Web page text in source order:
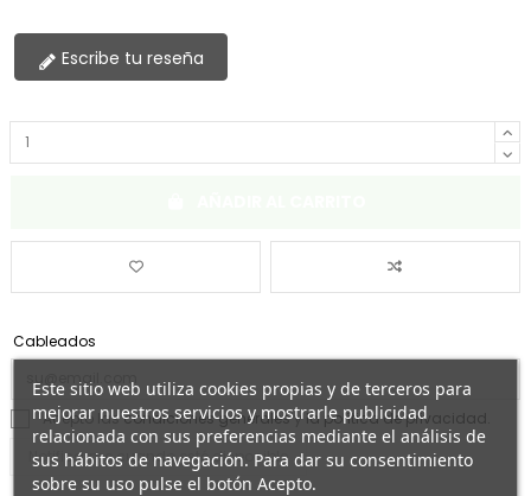
Escribe tu reseña
Cableados
Acepto lascondiciones generalesyla política de privacidad.
Este sitio web utiliza cookies propias y de terceros para
mejorar nuestros servicios y mostrarle publicidad
relacionada con sus preferencias mediante el análisis de
sus hábitos de navegación. Para dar su consentimiento
sobre su uso pulse el botón Acepto.